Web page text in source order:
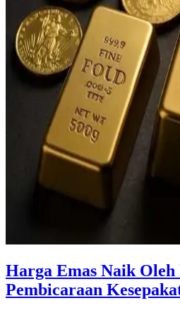
Harga Emas Naik Oleh
Pembicaraan